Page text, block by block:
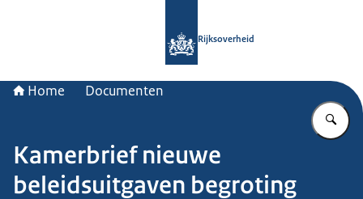
Rijksoverheid
Home Documenten
Kamerbrief nieuwe
beleidsuitgaven begroting